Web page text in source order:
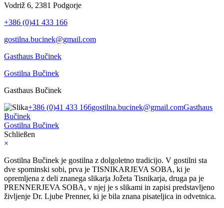
Vodriž 6, 2381 Podgorje
+386 (0)41 433 166
gostilna.bucinek@gmail.com
Gasthaus Bučinek
Gostilna Bučinek
Gasthaus Bučinek
+386 (0)41 433 166gostilna.bucinek@gmail.comGasthaus
Bučinek
Gostilna Bučinek
Schließen
×
Gostilna Bučinek je gostilna z dolgoletno tradicijo. V gostilni sta
dve spominski sobi, prva je TISNIKARJEVA SOBA, ki je
opremljena z deli znanega slikarja Jožeta Tisnikarja, druga pa je
PRENNERJEVA SOBA, v njej je s slikami in zapisi predstavljeno
življenje Dr. Ljube Prenner, ki je bila znana pisateljica in odvetnica.